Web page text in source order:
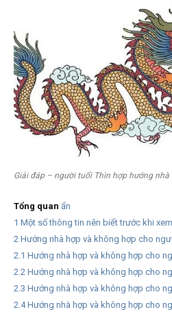
Giải đáp – người tuổi Thìn hợp hướng nhà
Tổng quan ẩn
1 Một số thông tin nên biết trước khi
2 Hướng nhà hợp và không hợp cho
2.1 Hướng nhà hợp và không hợp cho
2.2 Hướng nhà hợp và không hợp cho
2.3 Hướng nhà hợp và không hợp cho
2.4 Hướng nhà hợp và không hợp cho